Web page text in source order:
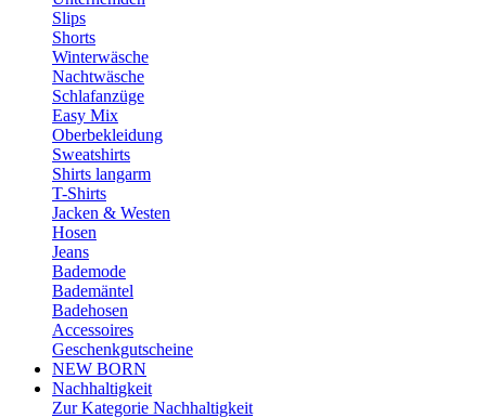
Slips
Shorts
Winterwäsche
Nachtwäsche
Schlafanzüge
Easy Mix
Oberbekleidung
Sweatshirts
Shirts langarm
T-Shirts
Jacken & Westen
Hosen
Jeans
Bademode
Bademäntel
Badehosen
Accessoires
Geschenkgutscheine
NEW BORN
Nachhaltigkeit
Zur Kategorie Nachhaltigkeit